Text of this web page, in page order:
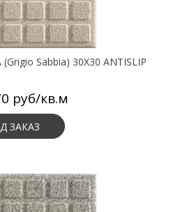
Sabbia) 30X30 ANTISLIP
руб/кв.м
ЗАКАЗ